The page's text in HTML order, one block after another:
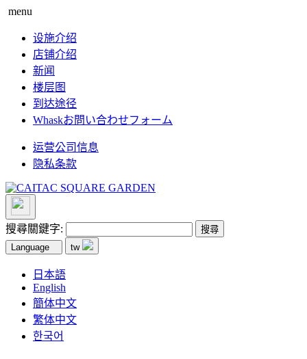
menu
设施介绍
店铺介绍
新闻
楼层图
到达途径
Whaskお問い合わせフォーム
运营公司信息
隐私条款
搜尋關鍵字:
Language tw
日本語
English
簡体中文
繁体中文
한국어